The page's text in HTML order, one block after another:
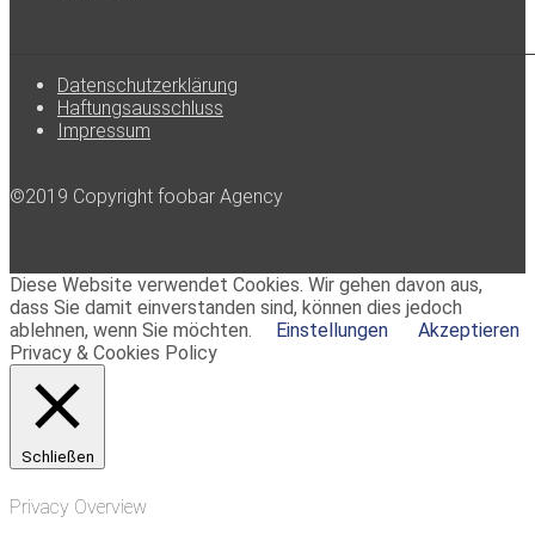
Datenschutzerklärung
Haftungsausschluss
Impressum
©2019 Copyright foobar Agency
Diese Website verwendet Cookies. Wir gehen davon aus,
dass Sie damit einverstanden sind, können dies jedoch
ablehnen, wenn Sie möchten.
Einstellungen
Akzeptieren
Privacy & Cookies Policy
Schließen
Privacy Overview